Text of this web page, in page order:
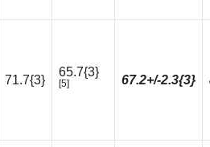
71.7{3}
65.7{3}
[5] 67.2+/-2.3{3}